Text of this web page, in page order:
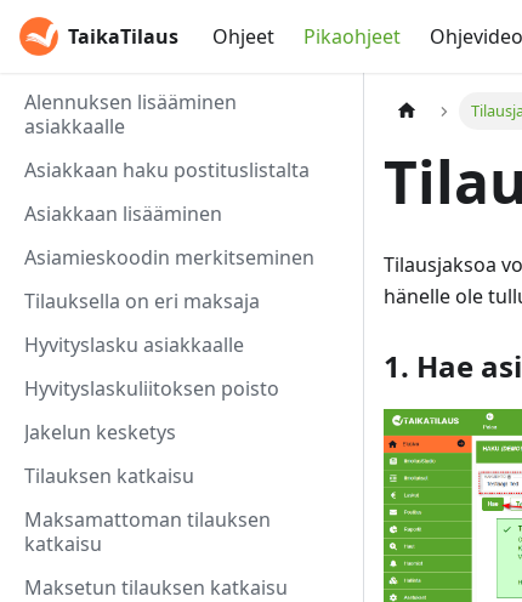
TaikaTilaus Ohjeet Pikaohjeet
Alennuksen lisääminen
asiakkaalle
Asiakkaan haku postituslistalta
Asiakkaan lisääminen
Asiamieskoodin merkitseminen
Tilauksella on eri maksaja
Hyvityslasku asiakkaalle
Hyvityslaskuliitoksen poisto
Jakelun kesketys
Tilauksen katkaisu
Maksamattoman tilauksen
katkaisu
Maksetun tilauksen katkaisu
Tilausjaksoa
hänelle ole
1. Hae